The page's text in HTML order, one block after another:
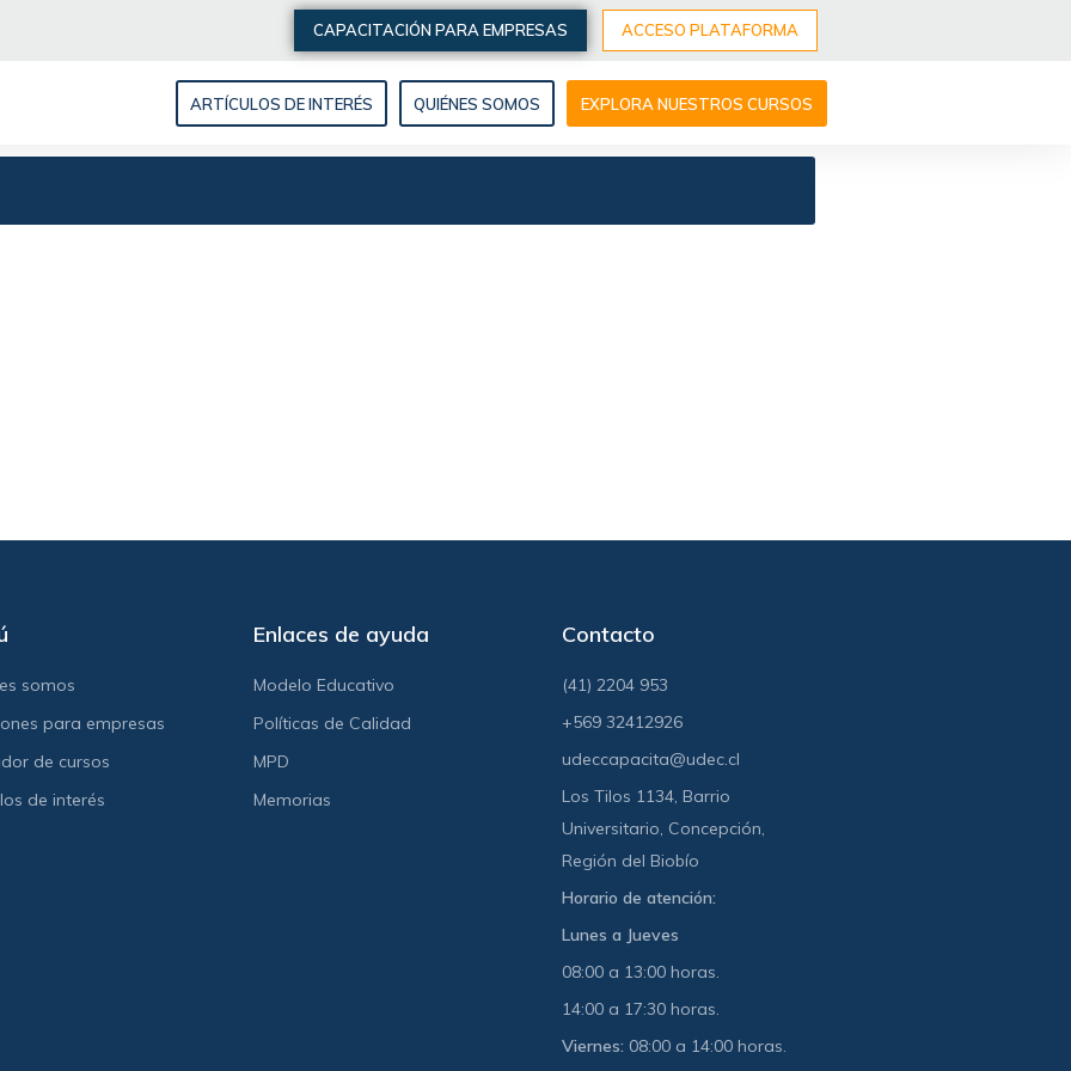
CAPACITACIÓN PARA EMPRESAS ACCESO PLATAFORMA
ARTÍCULOS DE INTERÉS QUIÉNES SOMOS EXPLORA NUESTROS CURSOS
somos
para empresas
de cursos
de interés
Enlaces de ayuda
Modelo Educativo
Políticas de Calidad
MPD
Memorias
Contacto
(41) 2204 953
+569 32412926
udeccapacita@udec.cl
Los Tilos 1134, Barrio
Universitario, Concepción,
Región del Biobío
Horario de atención:
Lunes a Jueves
08:00 a 13:00 horas.
14:00 a 17:30 horas.
Viernes: 08:00 a 14:00 horas.